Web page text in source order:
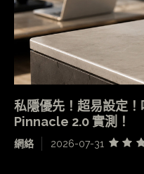
私隱優先！超易設定
Pinnacle 2.0 實測！
網絡 2026-07-31